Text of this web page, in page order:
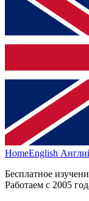
HomeEnglish
Бесплатное
Работаем с 2005